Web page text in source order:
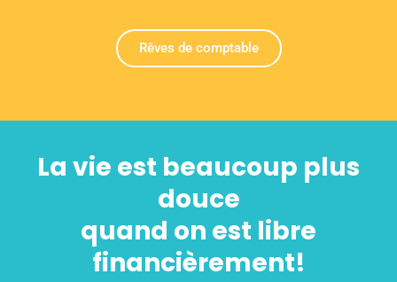
Rêves de comptable
La vie est beaucoup plus
douce
quand on est libre
financièrement!